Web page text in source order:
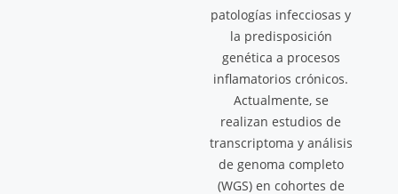
sección busca descubrir
inmunomoduladores y
proponer soluciones
accesibles para la
inmunoterapia
oncológica,
promoviendo la
investigación biomédica
experimental de